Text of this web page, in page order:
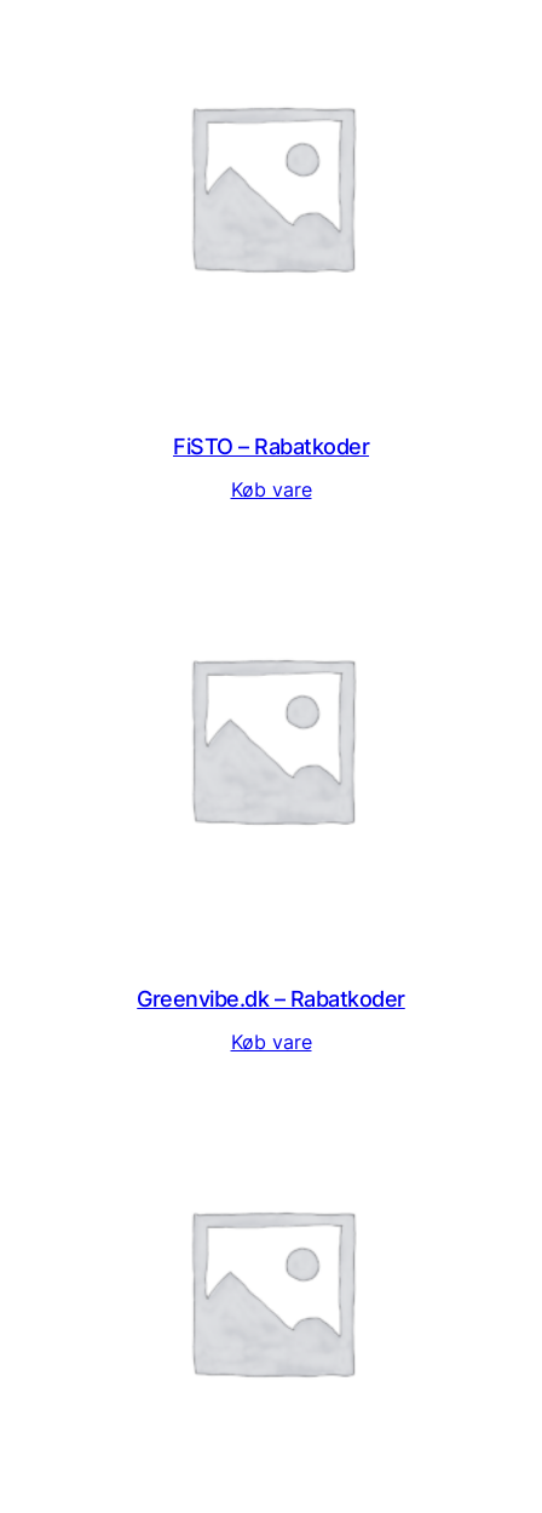
FiSTO – Rabatkoder
Køb vare
Greenvibe.dk – Rabatkoder
Køb vare